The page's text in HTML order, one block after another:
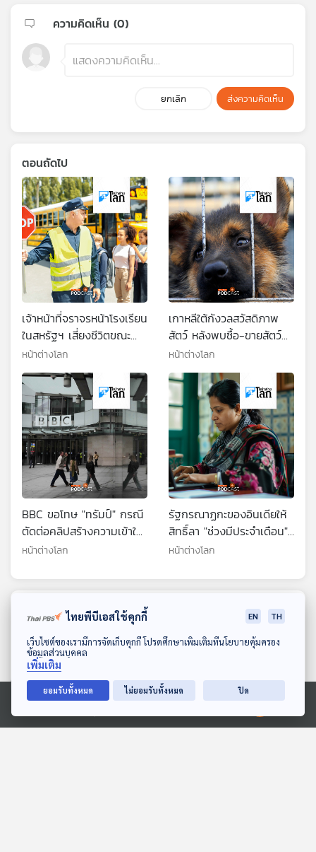
ดาวน์โหลด Thai PBS Podcast Application
Ⓒ 2020 องค์การกระจายเสียงและแพร่ภาพสาธารณะแห่งประเทศไทย
ความคิดเห็น (0)
ยกเลิก ส่งความคิดเห็น
ตอนถัดไป
เจ้าหน้าที่จราจรหน้าโรงเรียน
ในสหรัฐฯ เสี่ยงชีวิตขณะ
ปฏิบัติงาน
หน้าต่างโลก
เกาหลีใต้กังวลสวัสดิภาพ
สัตว์ หลังพบซื้อ-ขายสัตว์
เลี้ยงออนไลน์เพิ่มขึ้น
หน้าต่างโลก
BBC ขอโทษ "ทรัมป์" กรณี
ตัดต่อคลิปสร้างความเข้าใจ
ผิด
หน้าต่างโลก
รัฐกรณาฏกะของอินเดียให้
สิทธิ์ลา "ช่วงมีประจำเดือน"
แต่ยังได้รับค่าจ้าง
หน้าต่างโลก
ตอนที่เกี่ยวข้องไทยพีบีเอสใช้คุกกี้ EN TH
เว็บไซต์ของเรามีการจัดเก็บคุกกี้ โปรดศึกษาเพิ่มเติมที่นโยบายคุ้มครอง
ข้อมูลส่วนบุคคล
เพิ่มเติม
ยอมรับทั้งหมด ไม่ยอมรับทั้งหมด ปิด